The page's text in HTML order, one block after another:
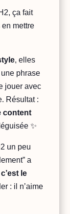
ça fait
mettre
, elles
phrase
jouer avec
Résultat :
content
✨
un peu
a
le
: il n’aime